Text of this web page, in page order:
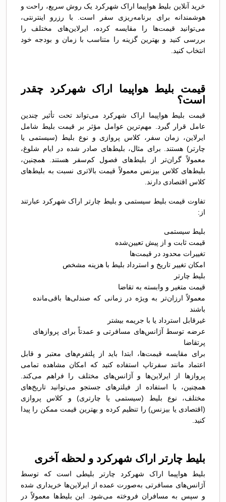
خرید آنلاین بلیط هواپیما اراک شهرکرد یک روش سریع، راحت و
هوشمندانه برای برنامه‌ریزی سفر است. با رزرو اینترنتی،
می‌توانید قیمت‌ها را مقایسه کرده، ایرلاین‌های مختلف را
بررسی کنید و بهترین گزینه را متناسب با زمان و بودجه خود
انتخاب کنید.
قیمت بلیط هواپیما اراک شهرکرد چقدر
است؟
قیمت بلیط هواپیما اراک شهرکرد می‌تواند تحت تأثیر چندین
عامل قرار گیرد. مهم‌ترین عوامل مؤثر بر قیمت بلیط شامل
ایرلاین، زمان سفر، کلاس پروازی و نوع بلیط (سیستمی یا
چارتر) هستند. برای مثال، بلیط‌های صادر شده در ایام شلوغ،
معمولاً گران‌تر از بلیط‌های فصول کم‌سفر هستند. همچنین،
بلیط‌های کلاس بیزنس معمولاً قیمت بالاتری نسبت به بلیط‌های
کلاس اقتصادی دارند.
تفاوت قیمت بلیط سیستمی و بلیط چارتر اراک شهرکرد عبارتند
از:
بلیط سیستمی
قیمت ثابت و از پیش تعیین‌شده
تغییرات محدود در قیمت‌ها
امکان تغییر تاریخ و استرداد بلیط با هزینه مشخص
بلیط چارتر
قیمت متغیر و وابسته به تقاضا
معمولاً ارزان‌تر به ویژه در زمانی که صندلی‌ها باقی‌مانده
باشند
غیرقابل استرداد یا با جریمه بیشتر
عرضه توسط آژانس‌های مسافرتی و عمدتاً برای پروازهای
پرتقاضا
برای مقایسه قیمت‌ها، ابتدا باید از پلتفرم‌های معتبر و قابل
اعتماد مانند سفرتاپ استفاده کنید که امکان مشاهده تمامی
پروازها از ایرلاین‌ها و آژانس‌های مختلف را فراهم می‌کند.
همچنین، با استفاده از فیلترهای جستجو می‌توانید تاریخ‌های
مختلف، نوع بلیط (سیستمی یا چارتری) و کلاس پروازی
(اقتصادی یا بیزنس) را تنظیم کرده و بهترین قیمت ممکن را پیدا
کنید.
بلیط چارتر اراک شهرکرد و لحظه آخری
بلیط هواپیما اراک شهرکرد چارتر بلیطی است که توسط
آژانس‌های مسافرتی به‌صورت عمده از ایرلاین‌ها خریداری شده
و سپس به مسافران فروخته می‌شود. این بلیط‌ها معمولاً در